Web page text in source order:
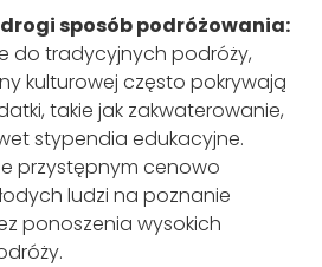
sposób podróżowania:
do tradycyjnych podróży,
kulturowej często pokrywają
takie jak zakwaterowanie,
stypendia edukacyjne.
przystępnym cenowo
ludzi na poznanie
ponoszenia wysokich